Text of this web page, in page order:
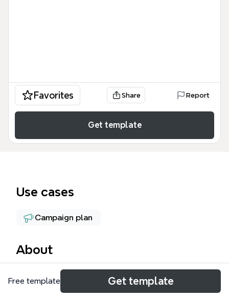
Favorites Share Report
Get template
Use cases
Campaign plan
About
O Pedu App Ações é um guia estratégico
abrangente projetado para equipes de marketing e
Free template Get template